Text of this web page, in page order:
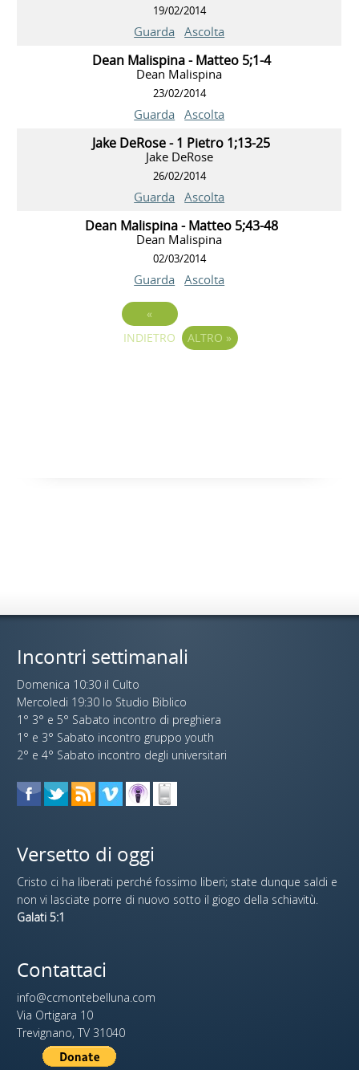
19/02/2014
Guarda Ascolta
Dean Malispina - Matteo 5;1-4
Dean Malispina
23/02/2014
Guarda Ascolta
Jake DeRose - 1 Pietro 1;13-25
Jake DeRose
26/02/2014
Guarda Ascolta
Dean Malispina - Matteo 5;43-48
Dean Malispina
02/03/2014
Guarda Ascolta
«
INDIETRO
ALTRO »
Incontri settimanali
Domenica 10:30 il Culto
Mercoledi 19:30 lo Studio Biblico
1° 3° e 5° Sabato incontro di preghiera
1° e 3° Sabato incontro gruppo youth
2° e 4° Sabato incontro degli universitari
Versetto di oggi
Cristo ci ha liberati perché fossimo liberi; state dunque saldi e
non vi lasciate porre di nuovo sotto il giogo della schiavitù.
Galati 5:1
Contattaci
info@ccmontebelluna.com
Via Ortigara 10
Trevignano, TV 31040